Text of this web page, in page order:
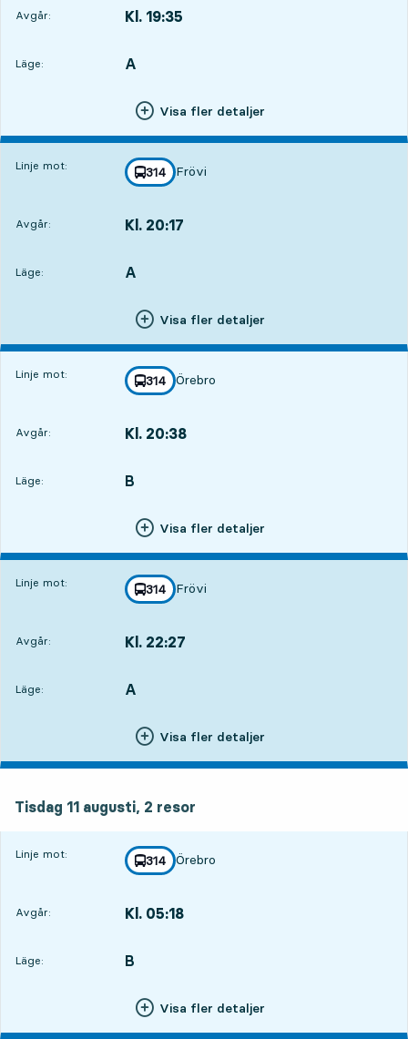
Avgår: Kl. 19:35
Läge:
LÄGE, A
,
Visa fler detaljer
Linje mot: linje
314
mot
Frövi
,
Avgår: Kl. 20:17
Läge:
LÄGE, A
,
Visa fler detaljer
Linje mot: linje
314
mot
Örebro
,
Avgår: Kl. 20:38
Läge:
LÄGE, B
,
Visa fler detaljer
Linje mot: linje
314
mot
Frövi
,
Avgår: Kl. 22:27
Läge:
LÄGE, A
,
Visa fler detaljer
Tisdag 11 augusti, 2 resor
Linje mot: linje
314
mot
Örebro
,
Avgår: Kl. 05:18
Läge:
LÄGE, B
,
Visa fler detaljer